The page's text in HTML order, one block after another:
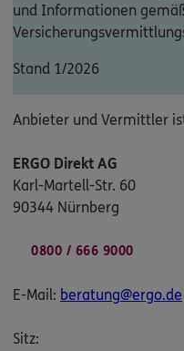
und Informationen
Stand 1/2026
Anbieter und Vermittler
ERGO Direkt AG
Karl-Martell-Str. 60
90344 Nürnberg
0800 / 666 9000
E-Mail: beratung@ergo.de
Sitz: